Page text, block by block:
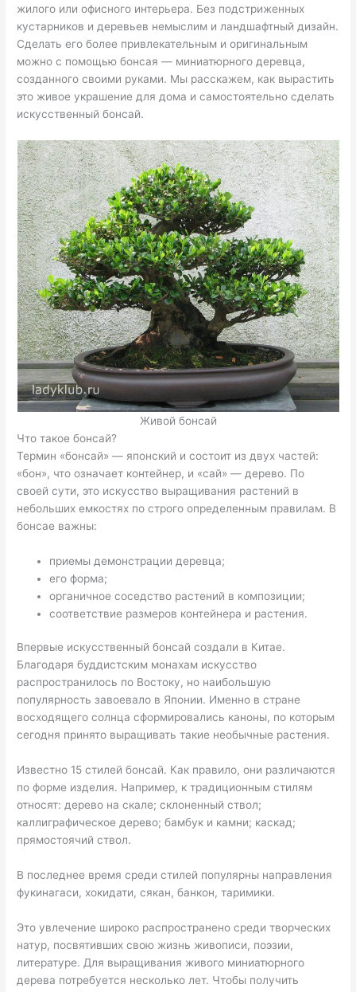
жилого или офисного интерьера. Без подстриженных
кустарников и деревьев немыслим и ландшафтный дизайн.
Сделать его более привлекательным и оригинальным
можно с помощью бонсая — миниатюрного деревца,
созданного своими руками. Мы расскажем, как вырастить
это живое украшение для дома и самостоятельно сделать
искусственный бонсай.
Живой бонсай
Что такое бонсай?
Термин «бонсай» — японский и состоит из двух частей:
«бон», что означает контейнер, и «сай» — дерево. По
своей сути, это искусство выращивания растений в
небольших емкостях по строго определенным правилам. В
бонсае важны:
приемы демонстрации деревца;
его форма;
органичное соседство растений в композиции;
соответствие размеров контейнера и растения.
Впервые искусственный бонсай создали в Китае.
Благодаря буддистским монахам искусство
распространилось по Востоку, но наибольшую
популярность завоевало в Японии. Именно в стране
восходящего солнца сформировались каноны, по которым
сегодня принято выращивать такие необычные растения.
Известно 15 стилей бонсай. Как правило, они различаются
по форме изделия. Например, к традиционным стилям
относят: дерево на скале; склоненный ствол;
каллиграфическое дерево; бамбук и камни; каскад;
прямостоячий ствол.
В последнее время среди стилей популярны направления
фукинагаси, хокидати, сякан, банкон, таримики.
Это увлечение широко распространено среди творческих
натур, посвятивших свою жизнь живописи, поэзии,
литературе. Для выращивания живого миниатюрного
дерева потребуется несколько лет. Чтобы получить